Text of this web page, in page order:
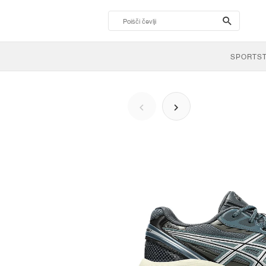
search-
btn